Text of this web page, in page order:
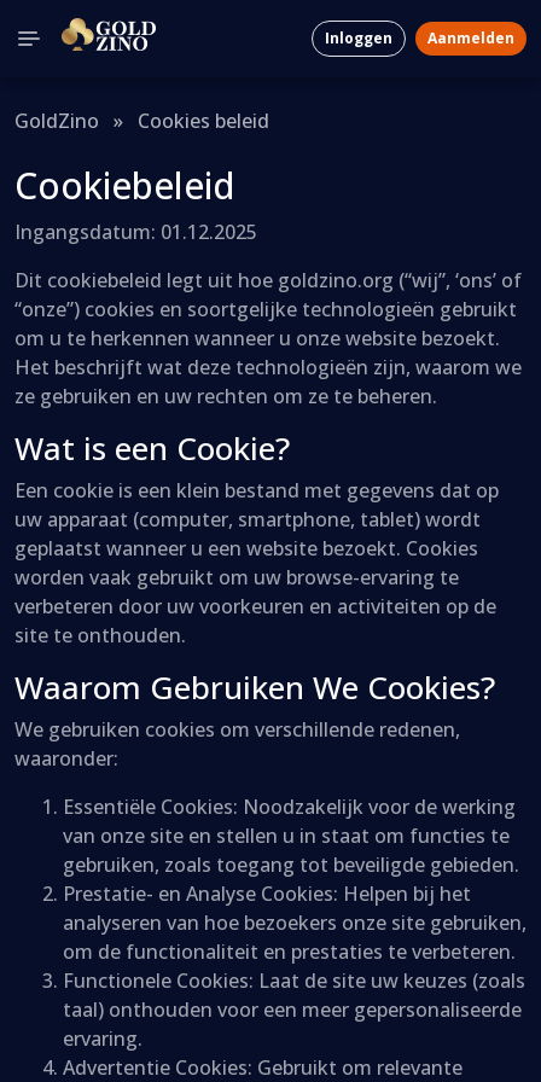
Inloggen Aanmelden
GoldZino » Cookies beleid
Cookiebeleid
Ingangsdatum: 01.12.2025
Dit cookiebeleid legt uit hoe goldzino.org (“wij”, ‘ons’ of
“onze”) cookies en soortgelijke technologieën gebruikt
om u te herkennen wanneer u onze website bezoekt.
Het beschrijft wat deze technologieën zijn, waarom we
ze gebruiken en uw rechten om ze te beheren.
Wat is een Cookie?
Een cookie is een klein bestand met gegevens dat op
uw apparaat (computer, smartphone, tablet) wordt
geplaatst wanneer u een website bezoekt. Cookies
worden vaak gebruikt om uw browse-ervaring te
verbeteren door uw voorkeuren en activiteiten op de
site te onthouden.
Waarom Gebruiken We Cookies?
We gebruiken cookies om verschillende redenen,
waaronder:
Essentiële Cookies: Noodzakelijk voor de werking
van onze site en stellen u in staat om functies te
gebruiken, zoals toegang tot beveiligde gebieden.
Prestatie- en Analyse Cookies: Helpen bij het
analyseren van hoe bezoekers onze site gebruiken,
om de functionaliteit en prestaties te verbeteren.
Functionele Cookies: Laat de site uw keuzes (zoals
taal) onthouden voor een meer gepersonaliseerde
ervaring.
Advertentie Cookies: Gebruikt om relevante